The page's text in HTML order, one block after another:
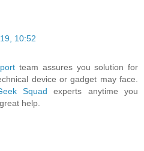
10:52
team assures you solution for
device or gadget may face.
Squad experts anytime you
help.